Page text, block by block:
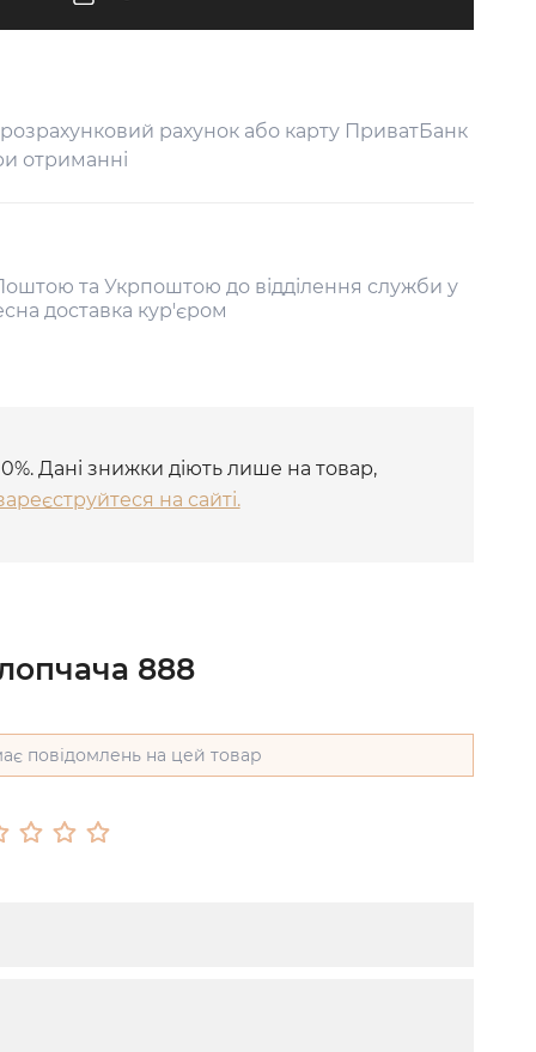
рахунок або карту ПриватБанк
отриманні
та Укрпоштою до відділення служби у
доставка кур'єром
Дані знижки діють лише на товар,
на сайті.
888
повідомлень на цей товар